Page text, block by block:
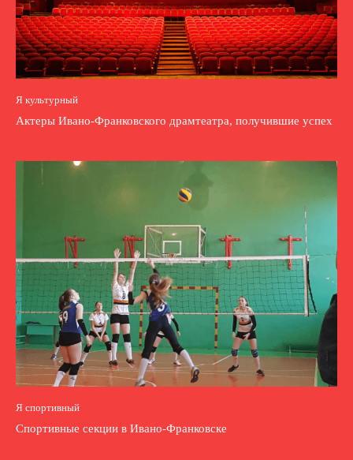
Я культурный
Актеры Ивано-Франковского драмтеатра, получившие успех
Я спортивный
Спортивные секции в Ивано-Франковске